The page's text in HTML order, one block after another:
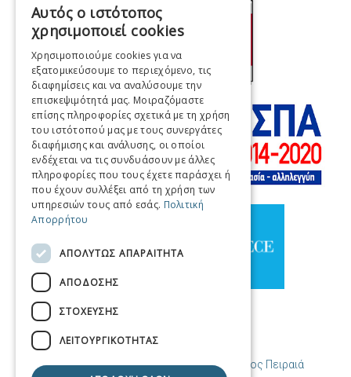
© Copyright Προορισμός Πειραιάς / Δήμος Πειραιά
GREEK
FRENCH
ITALIAN
GERMAN
SPANISH
CHINESE (SIMPLIFIED)
CHINESE
Αυτός ο ιστότοπος
χρησιμοποιεί cookies
Χρησιμοποιούμε cookies για να
εξατομικεύσουμε το περιεχόμενο, τις
διαφημίσεις και να αναλύσουμε την
επισκεψιμότητά μας. Μοιραζόμαστε
επίσης πληροφορίες σχετικά με τη χρήση
του ιστότοπού μας με τους συνεργάτες
διαφήμισης και ανάλυσης, οι οποίοι
ενδέχεται να τις συνδυάσουν με άλλες
πληροφορίες που τους έχετε παράσχει ή
που έχουν συλλέξει από τη χρήση των
υπηρεσιών τους από εσάς. Πολιτική
Απορρήτου
ΑΠΟΛΎΤΩΣ ΑΠΑΡΑΊΤΗΤΑ
ΑΠΌΔΟΣΗΣ
ΣΤΌΧΕΥΣΗΣ
ΛΕΙΤΟΥΡΓΙΚΌΤΗΤΑΣ